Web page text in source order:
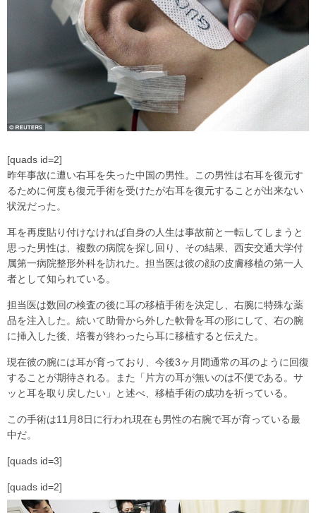
[quads id=2]
昨年事故に遭い右耳を失った中国の男性。この男性は右耳を復元す
るために何度も復元手術を受けたが右耳を復元することが出来ない
状況だった。
耳を再度貼り付けなければ自身の人生は事故前と一転してしまうと
思った男性は、複数の病院を探し回り、その結果、西安交通大学付
属第一病院整形外科を訪れた。担当医は彼の顔の皮膚移植の第一人
者として知られている。
担当医は数回の検査の後に耳の移植手術を決定し、右腕に特殊な薬
品を注入した。続いて助骨から外した軟骨を耳の形にして、右の腕
に挿入した後、培養が終わったら耳に移植すると伝えた。
現在彼の腕には耳が育っており、今後3ヶ月間通常の耳のように回復
することが期待される。また「片方の耳が無いのは不便である。サ
ッと耳を取り戻したい」と述べ、移植手術の成功を祈っている。
この手術は11月8日に行われ現在も男性の右腕で耳が育っている最
中だ。
[quads id=3]
[quads id=2]